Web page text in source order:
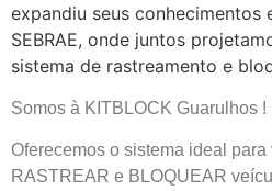
expandiu seus conhecimentos
SEBRAE, onde juntos
sistema de rastreamento e
Somos à KITBLOCK Guarulhos !
Oferecemos o sistema ideal
RASTREAR e BLOQUEAR